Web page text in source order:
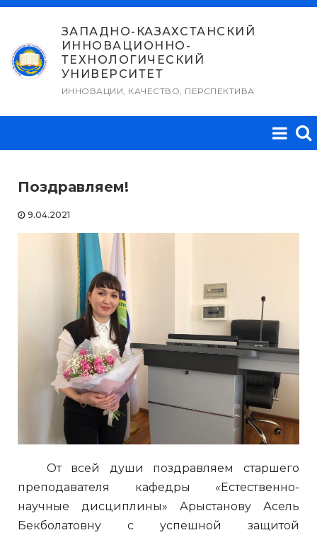
Перейти
содержимому
ЗАПАДНО-КАЗАХСТАНСКИЙ
ИННОВАЦИОННО-
ТЕХНОЛОГИЧЕСКИЙ
УНИВЕРСИТЕТ
ИННОВАЦИИ, КАЧЕСТВО, ПЕРСПЕКТИВА
Поздравляем!
9.04.2021
От всей души поздравляем старшего
преподавателя кафедры «Естественно-
научные дисциплины» Арыстанову Асель
Бекболатовну с успешной защитой